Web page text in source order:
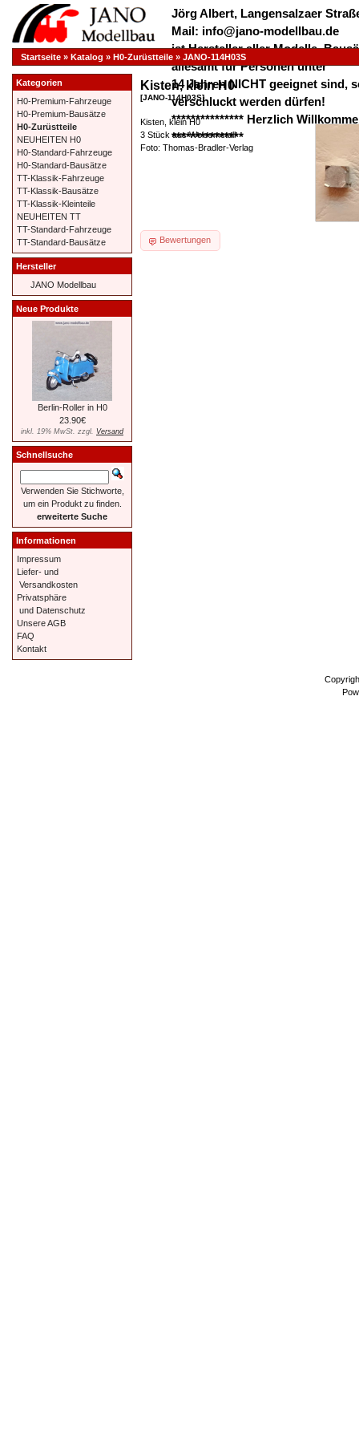
Jörg Albert, Langensalzaer
Mail: info@jano-modellbau.de
ist Hersteller aller Modelle,
allesamt für Personen unter
14 Jahren NICHT geeignet sind,
verschluckt werden dürfen!
*************** Herzlich
***************
Startseite » Katalog » H0-Zurüstteile » JANO-114H03S
Kisten, klein H0
[JANO-114H03S]
Kisten, klein H0
3 Stück aus Weissmetall
Foto: Thomas-Bradler-Verlag
Bewertungen
Kategorien
H0-Premium-Fahrzeuge
H0-Premium-Bausätze
H0-Zurüstteile
NEUHEITEN H0
H0-Standard-Fahrzeuge
H0-Standard-Bausätze
TT-Klassik-Fahrzeuge
TT-Klassik-Bausätze
TT-Klassik-Kleinteile
NEUHEITEN TT
TT-Standard-Fahrzeuge
TT-Standard-Bausätze
Hersteller
JANO Modellbau
Neue Produkte
Berlin-Roller in H0
23.90€
inkl. 19% MwSt. zzgl. Versand
Schnellsuche
Verwenden Sie Stichworte,
um ein Produkt zu finden.
erweiterte Suche
Informationen
Impressum
Liefer- und
Versandkosten
Privatsphäre
und Datenschutz
Unsere AGB
FAQ
Kontakt